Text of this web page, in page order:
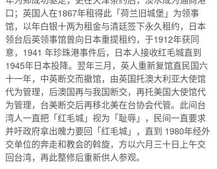
口；英国人在1867年租得此「荷兰旧城堡」为领事
馆，以年白银十两为租金与清廷签下永久租约，日本
领台后英领事馆曾向日本重提租约，于1912年获同
意，1941 年珍珠港事件后，日本人接收红毛城直到
1945年日本投降。翌年三月，英人重新复馆直民国六
十一年，中英断交而撤馆，由英国托澳大利亚大使馆
代为管理，后澳国再与我国断交，再托美国大使馆代
为管理，台美断交后再移北美在台协会代管。此间台
湾人一直把「红毛城」视为「耻辱」，民间一直要求
并吁政府拿出魄力要回「红毛城」，直到 1980年经外
交单位的奔走和教会的斡旋，方以六月三十日上午交
回台湾，再此整修后重新供人参观。